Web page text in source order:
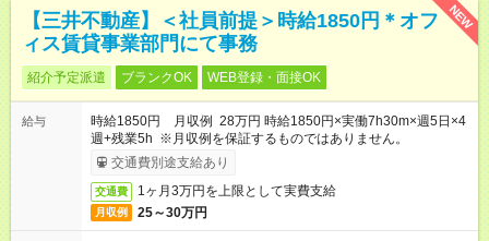
NEW
【三井不動産】＜社員前提＞時給1850円＊オフ
ィス賃貸事業部門にて事務
紹介予定派遣 ブランクOK WEB登録・面接OK
給与
時給1850円 月収例 28万円 時給1850円×実働7h30m×週5日×4
週+残業5h ※月収例を保証するものではありません。
交通費別途支給あり
交通費 1ヶ月3万円を上限として実費支給
月収例 25～30万円